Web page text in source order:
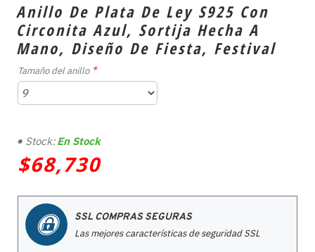
Anillo De Plata De Ley S925 Con
Circonita Azul, Sortija Hecha A
Mano, Diseño De Fiesta, Festival
$68,730
Stock: En Stock
Tamaño del anillo
SSL COMPRAS SEGURAS
Las mejores características de seguridad SSL